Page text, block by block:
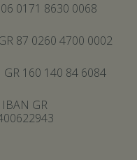
0171 8630 0068
87 0260 4700 0002
160 140 84 6084
GR